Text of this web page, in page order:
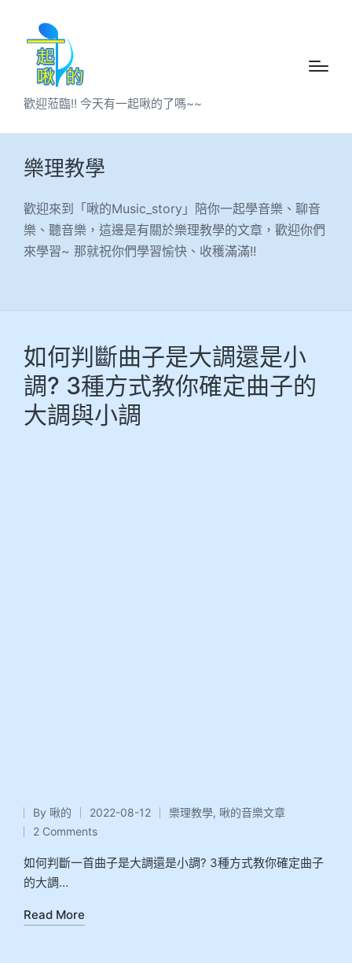
歡迎蒞臨!! 今天有一起啾的了嗎~~
樂理教學
歡迎來到「啾的Music_story」陪你一起學音樂、聊音
樂、聽音樂，這邊是有關於樂理教學的文章，歡迎你們
來學習~ 那就祝你們學習愉快、收穫滿滿!!
如何判斷曲子是大調還是小
調? 3種方式教你確定曲子的
大調與小調
By 啾的 2022-08-12 樂理教學, 啾的音樂文章
2 Comments
如何判斷一首曲子是大調還是小調? 3種方式教你確定曲子
的大調…
Read More